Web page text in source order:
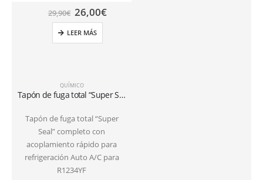
QUÍMICO
Tapón de fuga total “Super Seal” completo con acoplamiento rápido para refrigeración Coche R1234YF
Tapón de fuga total “Super
Seal” completo con
acoplamiento rápido para
refrigeración Auto A/C para
R1234YF
29,90€ 26,00€
LEER MÁS